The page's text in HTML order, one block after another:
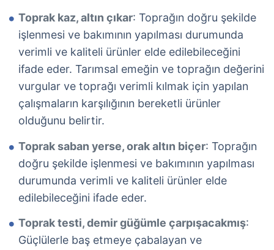
Toprak kaz, altın çıkar: Toprağın doğru şekilde
işlenmesi ve bakımının yapılması durumunda
verimli ve kaliteli ürünler elde edilebileceğini
ifade eder. Tarımsal emeğin ve toprağın değerini
vurgular ve toprağı verimli kılmak için yapılan
çalışmaların karşılığının bereketli ürünler
olduğunu belirtir.
Toprak saban yerse, orak altın biçer: Toprağın
doğru şekilde işlenmesi ve bakımının yapılması
durumunda verimli ve kaliteli ürünler elde
edilebileceğini ifade eder.
Toprak testi, demir güğümle çarpışacakmış:
Güçlülerle baş etmeye çabalayan ve